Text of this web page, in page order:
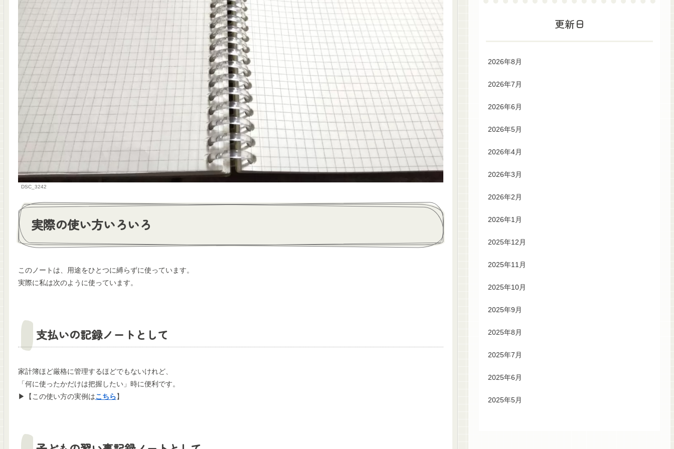
DSC_3242
実際の使い方いろいろ
このノートは、用途をひとつに縛らずに使っています。
実際に私は次のように使っています。
支払いの記録ノートとして
家計簿ほど厳格に管理するほどでもないけれど、
「何に使ったかだけは把握したい」時に便利です。
▶︎【この使い方の実例はこちら】
更新日
2026年8月
2026年7月
2026年6月
2026年5月
2026年4月
2026年3月
2026年2月
2026年1月
2025年12月
2025年11月
2025年10月
2025年9月
2025年8月
2025年7月
2025年6月
2025年5月